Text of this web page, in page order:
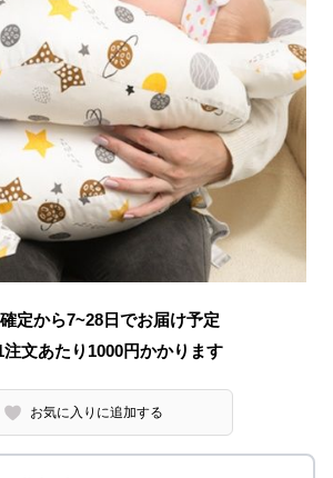
定から7~28日でお届け予定
文あたり 1000円かかります
お気に入りに追加する